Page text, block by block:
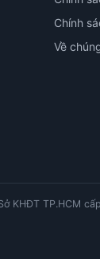
Chính
Về
KHĐT TP.HCM